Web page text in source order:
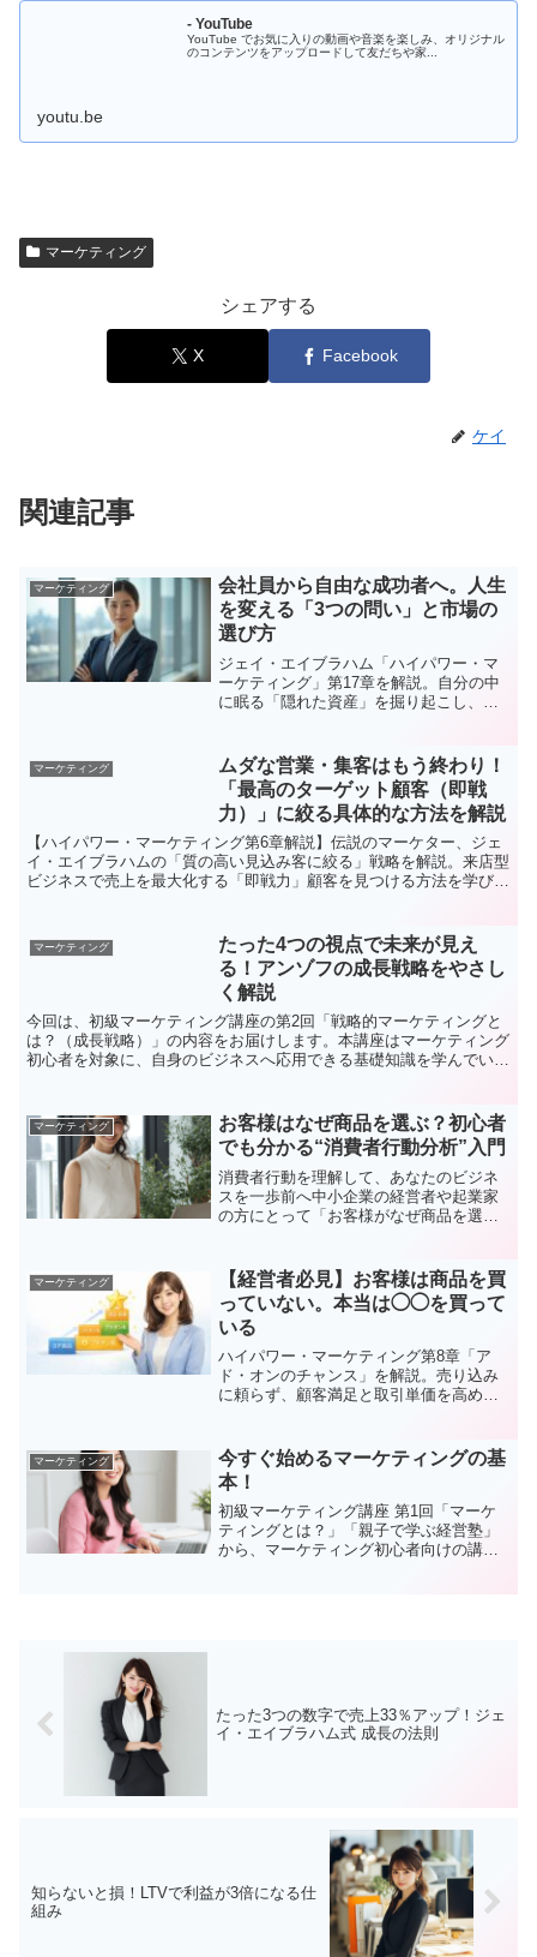
- YouTube
YouTube でお気に入りの動画や音楽を楽しみ、オリジナル
のコンテンツをアップロードして友だちや家...
youtu.be
マーケティング
シェアする
X Facebook
ケイ
関連記事
マーケティング
会社員から自由な成功者へ。人生
を変える「3つの問い」と市場の
選び方
ジェイ・エイブラハム「ハイパワー・マ
ーケティング」第17章を解説。自分の中
に眠る「隠れた資産」を掘り起こし、人
大させたい方、自由なキャリアを築きた
い方必見の内容です。
マーケティング
ムダな営業・集客はもう終わり！
「最高のターゲット顧客（即戦
力）」に絞る具体的な方法を解説
【ハイパワー・マーケティング第6章解説】伝説のマーケター、ジェ
イ・エイブラハムの「質の高い見込み客に絞る」戦略を解説。来店型
ビジネスで売上を最大化する「即戦力」顧客を見つける方法を学び、
マーケティング
たった4つの視点で未来が見え
る！アンゾフの成長戦略をやさし
く解説
今回は、初級マーケティング講座の第2回「戦略的マーケティングと
は？（成長戦略）」の内容をお届けします。本講座はマーケティング
初心者を対象に、自身のビジネスへ応用できる基礎知識を学んでいた
すなかで、どの事業にリソースを集中させるべきかという「意思決
定」の必要性が出てきました。そこで登場したのが「戦略的マーケテ
ィング」です。これは、企業全体の方向性を定めるための重要な概念
です。
マーケティング
お客様はなぜ商品を選ぶ？初心者
でも分かる“消費者行動分析”入門
消費者行動を理解して、あなたのビジネ
スを一歩前へ中小企業の経営者や起業家
の方にとって「お客様がなぜ商品を選ぶ
「消費者行動分析」 では、消費者の購買
意思決定の流れや関与度の違いによる行
動パターンを、分かりやすく学べます。
マーケティング
【経営者必見】お客様は商品を買
っていない。本当は◯◯を買って
いる
ハイパワー・マーケティング第8章「ア
ド・オンのチャンス」を解説。売り込み
に頼らず、顧客満足と取引単価を高める
マーケティング
今すぐ始めるマーケティングの基
本！
初級マーケティング講座 第1回「マーケ
ティングとは？」「親子で学ぶ経営塾」
から、マーケティング初心者向けの講座
を実際のビジネスに活かすことができれ
ば、顧客に選ばれる魅力的な商品・サー
ビス作りが可能になります。
たった3つの数字で売上33％アップ！ジェ
イ・エイブラハム式 成長の法則
知らないと損！LTVで利益が3倍になる仕
組み